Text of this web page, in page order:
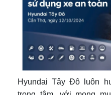
Hyundai Tây Đô luôn